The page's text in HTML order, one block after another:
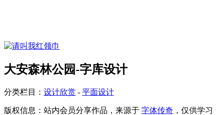
大安森林公园-字库设计
分类栏目： 设计欣赏 - 平面设计
版权信息： 站内会员分享作品，来源于 字体传奇 ，仅供学习